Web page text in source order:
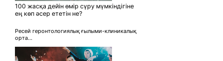
100 жасқа дейін өмір сүру мүмкіндігіне
ең көп әсер ететін не?
Ресей геронтологиялық ғылыми-клиникалық
орта...